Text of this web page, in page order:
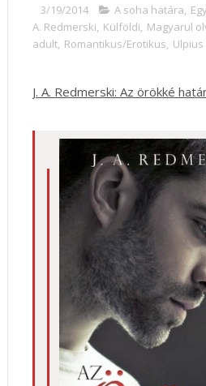
3/19/2014 A soha határa,
A. Redmerski, Külföldi, Magyarul
adult, Romantikus/Erotikus,
J. A. Redmerski: Az örökké